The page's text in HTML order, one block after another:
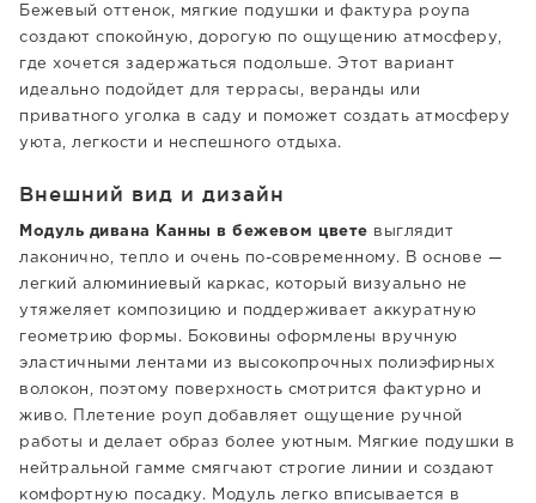
Бежевый оттенок, мягкие подушки и фактура роупа
создают спокойную, дорогую по ощущению атмосферу,
где хочется задержаться подольше. Этот вариант
идеально подойдет для террасы, веранды или
приватного уголка в саду и поможет создать атмосферу
уюта, легкости и неспешного отдыха.
Внешний вид и дизайн
Модуль дивана Канны в бежевом цвете выглядит
лаконично, тепло и очень по-современному. В основе —
легкий алюминиевый каркас, который визуально не
утяжеляет композицию и поддерживает аккуратную
геометрию формы. Боковины оформлены вручную
эластичными лентами из высокопрочных полиэфирных
волокон, поэтому поверхность смотрится фактурно и
живо. Плетение роуп добавляет ощущение ручной
работы и делает образ более уютным. Мягкие подушки в
нейтральной гамме смягчают строгие линии и создают
комфортную посадку. Модуль легко вписывается в